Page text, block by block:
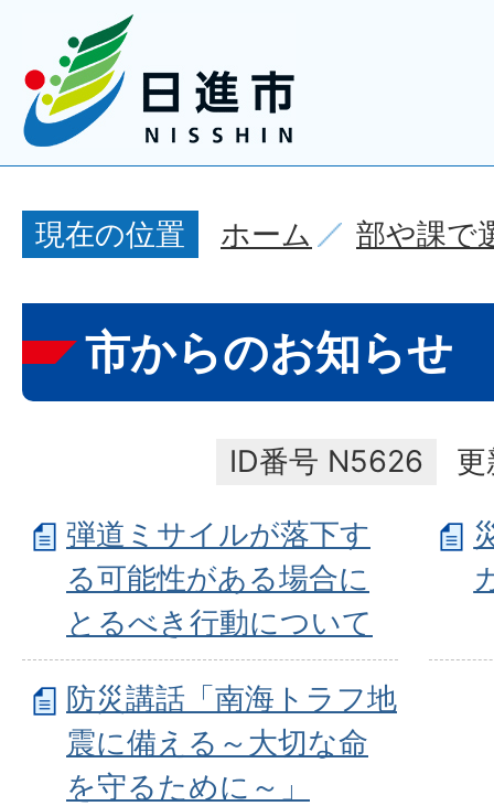
現在の位置 ホーム 部や課で
市からのお知らせ
ID番号 N5626
弾道ミサイルが落下す
る可能性がある場合に
とるべき行動について
防災講話「南海トラフ地
震に備える～大切な命
を守るために～」